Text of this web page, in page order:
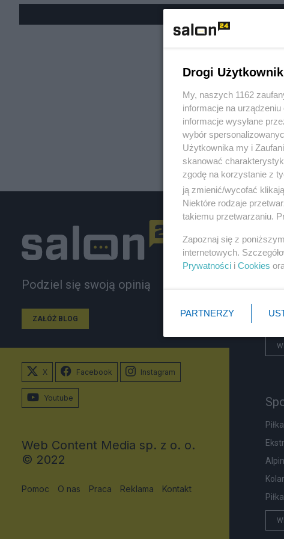
Podziel się swoją opinią
ZAŁÓŻ BLOG
PiS
X Facebook Instagram
Youtube
Web Content Media sp. z o. o.
© 2022
Pomoc O nas Praca Reklama Kontakt
Drogi
My, naszych 1162
informacje na
informacje wysyłane
wybór
Użytkownika my i
skanować
zgodę na korzystanie z
ją zmienić/wycofać
Niektóre rodzaje
takiemu przetwarzaniu.
Zapoznaj się z
internetowych.
Prywatności i Cookies
PARTNERZY